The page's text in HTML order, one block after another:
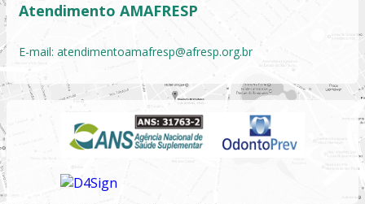
Atendimento AMAFRESP
E-mail: atendimentoamafresp@afresp.org.br